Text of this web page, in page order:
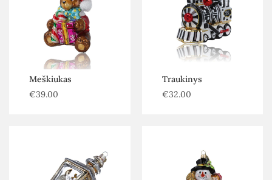
Meškiukas
€39.00
Traukinys
€32.00